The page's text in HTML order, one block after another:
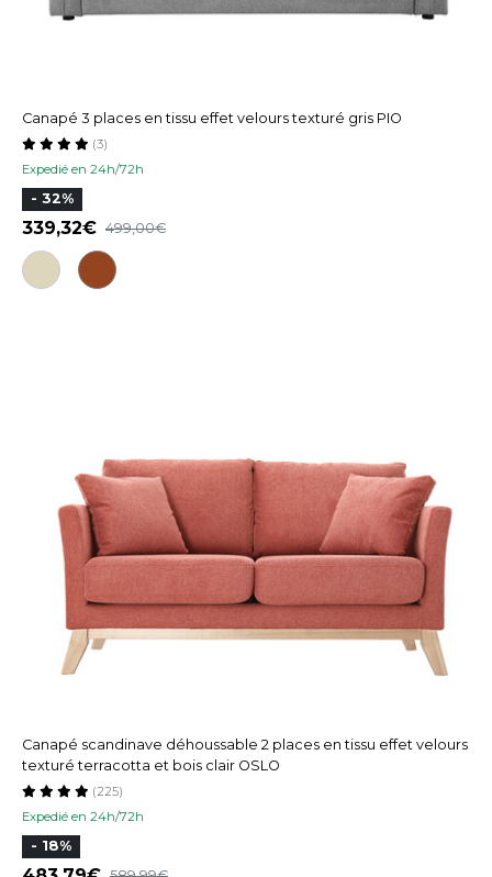
Canapé 3 places en tissu effet velours texturé gris PIO
Expedié en 24h/72h
(3)
- 32%
339,32 499,00
Canapé scandinave déhoussable 2 places en tissu effet velours
texturé terracotta et bois clair OSLO
Expedié en 24h/72h
(225)
- 18%